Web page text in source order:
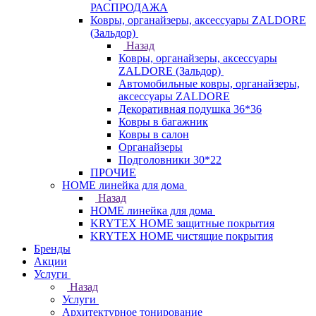
РАСПРОДАЖА
Ковры, органайзеры, аксессуары ZALDORE
(Зальдор)
Назад
Ковры, органайзеры, аксессуары
ZALDORE (Зальдор)
Автомобильные ковры, органайзеры,
аксессуары ZALDORE
Декоративная подушка 36*36
Ковры в багажник
Ковры в салон
Органайзеры
Подголовники 30*22
ПРОЧИЕ
HOME линейка для дома
Назад
HOME линейка для дома
KRYTEX HOME защитные покрытия
KRYTEX HOME чистящие покрытия
Бренды
Акции
Услуги
Назад
Услуги
Архитектурное тонирование